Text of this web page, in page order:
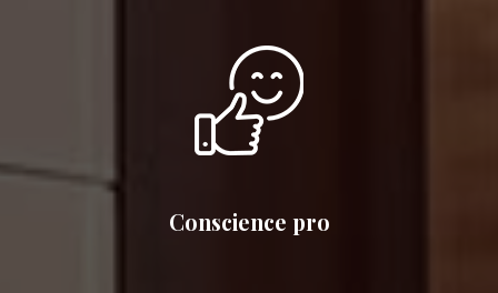
Conscience pro